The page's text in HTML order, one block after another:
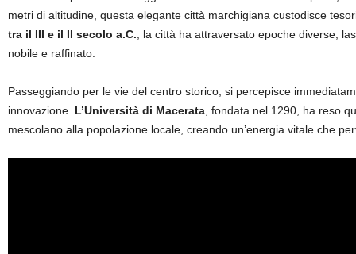
metri di altitudine, questa elegante città marchigiana custodisce
tra il III e il II secolo a.C. , la città ha attraversato epoche diverse,
nobile e raffinato.
Passeggiando per le vie del centro storico, si percepisce
innovazione. L’Università di Macerata , fondata nel 1290, ha reso
mescolano alla popolazione locale, creando un’energia vitale che